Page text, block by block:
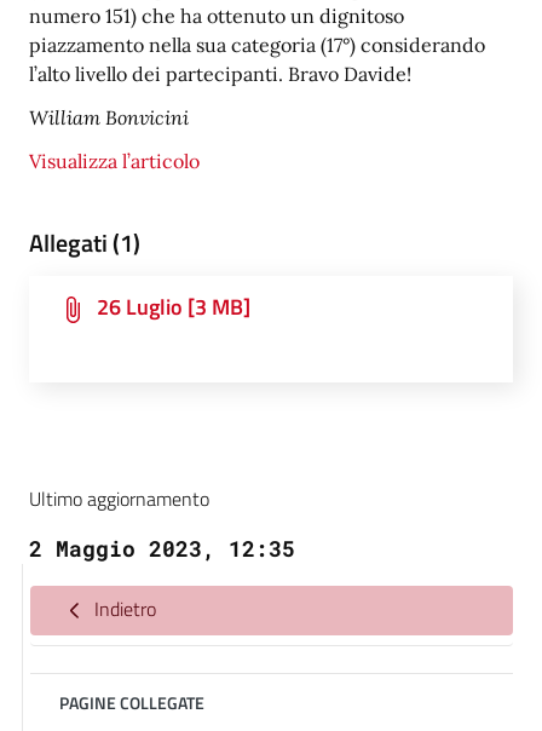
numero 151) che ha ottenuto un dignitoso
piazzamento nella sua categoria (17°) considerando
l’alto livello dei partecipanti. Bravo Davide!
William Bonvicini
Visualizza l’articolo
Allegati (1)
26 Luglio [3 MB]
Ultimo aggiornamento
2 Maggio 2023, 12:35
Indietro
PAGINE COLLEGATE